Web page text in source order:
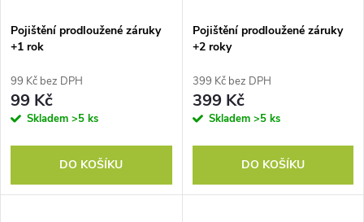
Pojištění prodloužené záruky
+1 rok
99 Kč bez DPH
99 Kč
Skladem >5 ks
DO KOŠÍKU
Pojištění prodloužené záruky
+2 roky
399 Kč bez DPH
399 Kč
Skladem >5 ks
DO KOŠÍKU